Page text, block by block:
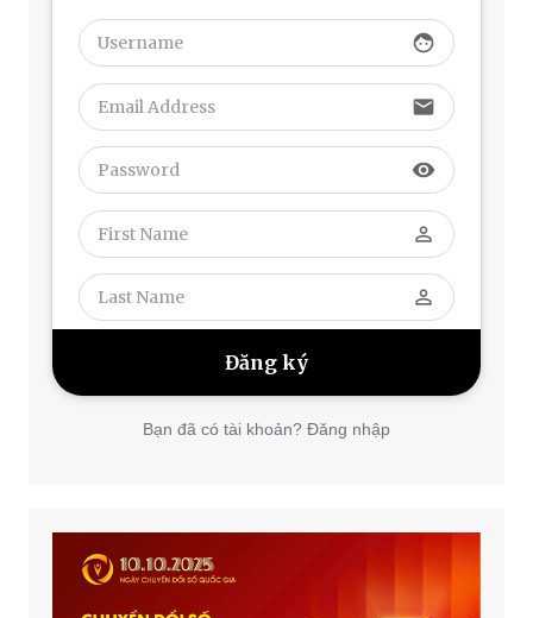
face
email
visibility
perm_identity
perm_identity
Bạn đã có tài khoản? Đăng nhập